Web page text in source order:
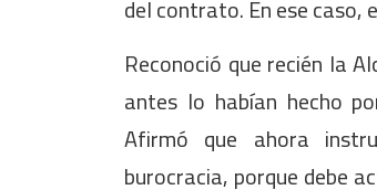
del contrato. En ese caso,
Reconoció que recién la
antes lo habían hecho
Afirmó que ahora
burocracia, porque debe